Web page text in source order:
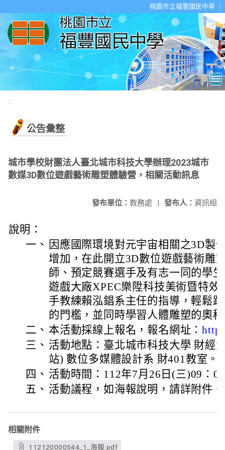
桃園市立福豐國民中學
:::
公告彙整
城市學校財團法人臺北城市科技大學辦理2023城市
數媒3D數位遊戲藝術雕塑體驗營，相關活動訊息
發布人： 資訊組
發布單位： 教務處 |
說明：
一、 因應國際環境對元宇宙相關之3D製
增加，在此開立3D數位遊戲藝術雕
師、預定競賽選手及有志一同的學
遊戲大廠XPEC樂陞科技美術暨特
手教練賴泓錩系主任的指導，輕鬆
的門檻，並同時學習人體雕塑的奧
二、 本活動採線上報名，報名網址：
三、 活動地點：臺北城市科技大學 財經
站) 數位多媒體設計系 財401教室。
四、 活動時間：112年7月26日(三)09：
五、 活動議程，如海報說明，請詳附件。
相關附件
112120000544_1_海報.pdf